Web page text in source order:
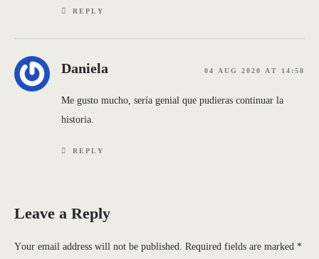
REPLY
Daniela 04 AUG 2020 AT 14:58
Me gusto mucho, sería genial que pudieras continuar la
historia.
REPLY
Leave a Reply
Your email address will not be published. Required fields are marked *